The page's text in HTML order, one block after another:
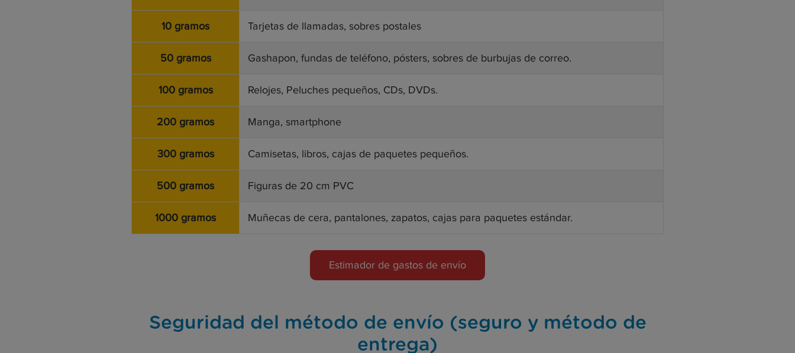
10 gramos Tarjetas de llamadas, sobres postales
50 gramos Gashapon, fundas de teléfono, pósters, sobres de burbujas de correo.
100 gramos Relojes, Peluches pequeños, CDs, DVDs.
200 gramos Manga, smartphone
300 gramos Camisetas, libros, cajas de paquetes pequeños.
500 gramos Figuras de 20 cm PVC
1000 gramos Muñecas de cera, pantalones, zapatos, cajas para paquetes estándar.
Estimador de gastos de envío
Seguridad del método de envío (seguro y método de
entrega)